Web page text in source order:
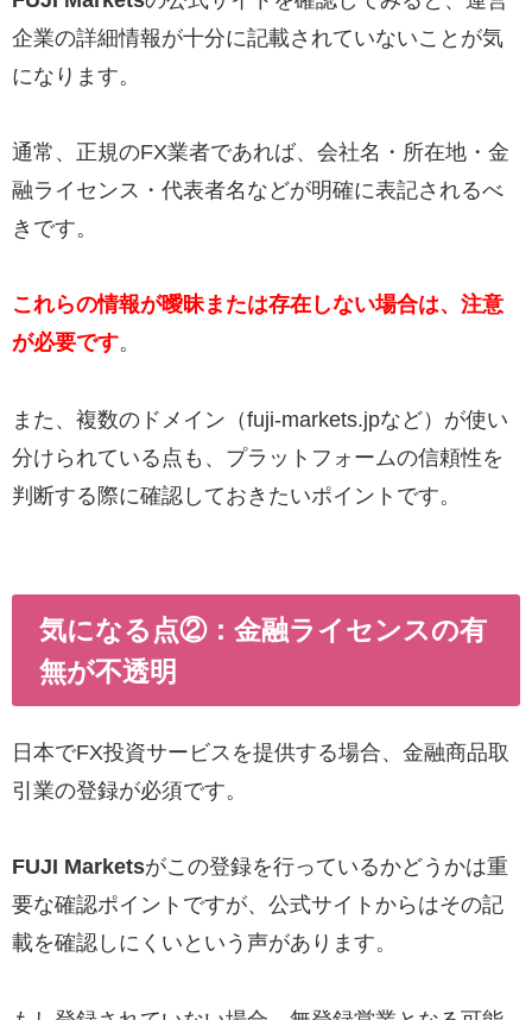
企業の詳細情報が十分に記載されていないことが気
になります。
通常、正規のFX業者であれば、会社名・所在地・金
融ライセンス・代表者名などが明確に表記されるべ
きです。
これらの情報が曖昧または存在しない場合は、注意
が必要です。
また、複数のドメイン（fuji-markets.jpなど）が使い
分けられている点も、プラットフォームの信頼性を
判断する際に確認しておきたいポイントです。
気になる点②：金融ライセンスの有
無が不透明
日本でFX投資サービスを提供する場合、金融商品取
引業の登録が必須です。
FUJI Marketsがこの登録を行っているかどうかは重
要な確認ポイントですが、公式サイトからはその記
載を確認しにくいという声があります。